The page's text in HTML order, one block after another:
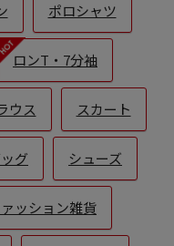
ポロシャツ
ロンT・7分袖
ウス スカート
グ シューズ
ッション雑貨